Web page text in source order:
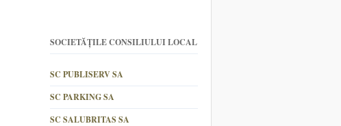
SOCIETĂȚILE CONSILIULUI LOCAL
SC PUBLISERV SA
SC PARKING SA
SC SALUBRITAS SA